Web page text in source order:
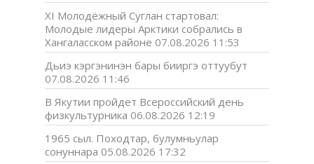
XI Молодёжный Суглан стартовал:
Молодые лидеры Арктики собрались в
Хангаласском районе 07.08.2026 11:53
Дьиэ кэргэнинэн бары бииргэ оттуубут
07.08.2026 11:46
В Якутии пройдет Всероссийский день
физкультурника 06.08.2026 12:19
1965 сыл. Походтар, булумньулар
сонуннара 05.08.2026 17:32